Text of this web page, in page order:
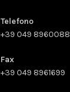
Telefono
+39 049 8960088
Fax
+39 049 8961699